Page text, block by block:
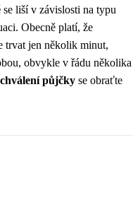
se liší v závislosti na typu
Obecně platí, že
trvat jen několik minut,
obvykle v řádu několika
půjčky se obraťte